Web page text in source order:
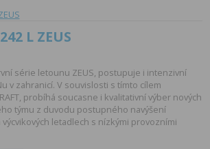
L ZEUS
série letounu ZEUS, postupuje i intenzivní
v zahranicí. V souvislosti s tímto cílem
probíhá soucasne i kvalitativní výber nových
týmu z duvodu postupného navýšení
letadlech s nízkými provozními